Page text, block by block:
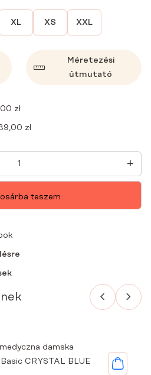
XL XS XXL
Méretezési
útmutató
zł
zł
+
teszem
damska
CRYSTAL BLUE